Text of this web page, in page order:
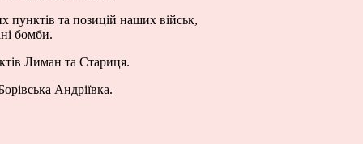
пунктів та позицій наших військ,
бомби.
Лиман та Стариця.
Андріївка.